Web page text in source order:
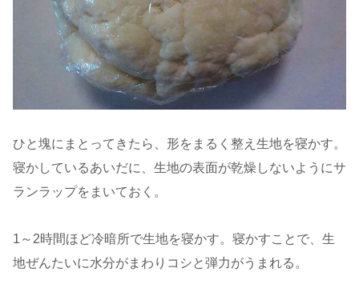
ひと塊にまとってきたら、形をまるく整え生地を寝かす。
寝かしているあいだに、生地の表面が乾燥しないようにサ
ランラップをまいておく。
1～2時間ほど冷暗所で生地を寝かす。寝かすことで、生
地ぜんたいに水分がまわりコシと弾力がうまれる。